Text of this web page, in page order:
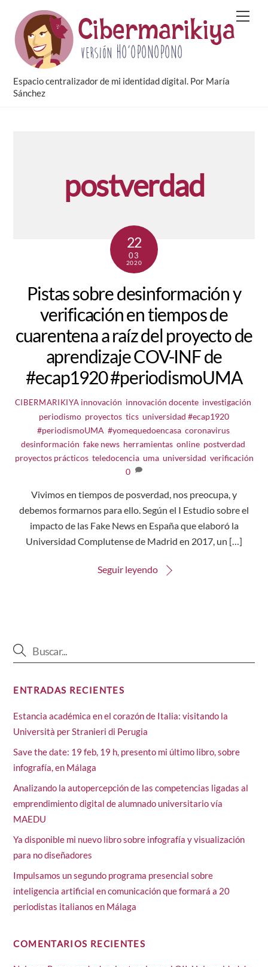
content
Espacio centralizador de mi identidad digital. Por María
Sánchez
postverdad
22
03
2020
Pistas sobre desinformación y
verificación en tiempos de
cuarentena a raíz del proyecto de
aprendizaje COV-INF de
#ecap1920 #periodismoUMA
CIBERMARIKIYA innovación innovación docente investigación
periodismo proyectos tics universidad #ecap1920
#periodismoUMA #yomequedoencasa, coronavirus,
desinformación fake news herramientas online postverdad
proyectos prácticos, teledocencia, uma, universidad verificación
0
Vivimos en tiempos de posverdad, nos preocupa, y
debemos formarnos para ello. Según el I Estudio sobre el
impacto de las Fake News en España que elaboró la
Universidad Complutense de Madrid en 2017, un […]
Seguir leyendo
ENTRADAS RECIENTES
Estancia académica en el corazón de Italia: visitando la
Università per Stranieri di Perugia
Save the date: 19 feb, 19 h, presento mi último libro, sobre
infografía, en Málaga
Analizando la autopercepción de las competencias ligadas al
emprendimiento digital de alumnado universitario vía
MAEDU
Ya disponible mi nuevo libro sobre infografía y visualización
para no diseñadores
Impulsamos un segundo programa presencial sobre
inteligencia artificial en comunicación que formará a 20
periodistas italianos en Málaga
COMENTARIOS RECIENTES